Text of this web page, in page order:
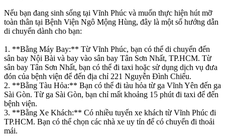
Nếu bạn đang sinh sống tại Vĩnh Phúc và muốn thực hiện hút mỡ
toàn thân tại Bệnh Viện Ngô Mộng Hùng, đây là một số hướng dẫn
di chuyển dành cho bạn:
1. **Bằng Máy Bay:** Từ Vĩnh Phúc, bạn có thể di chuyển đến
sân bay Nội Bài và bay vào sân bay Tân Sơn Nhất, TP.HCM. Từ
sân bay Tân Sơn Nhất, bạn có thể đi taxi hoặc sử dụng dịch vụ đưa
đón của bệnh viện để đến địa chỉ 221 Nguyễn Đình Chiểu.
2. **Bằng Tàu Hỏa:** Bạn có thể đi tàu hỏa từ ga Vĩnh Yên đến ga
Sài Gòn. Từ ga Sài Gòn, bạn chỉ mất khoảng 15 phút đi taxi để đến
bệnh viện.
3. **Bằng Xe Khách:** Có nhiều tuyến xe khách từ Vĩnh Phúc đi
TP.HCM. Bạn có thể chọn các nhà xe uy tín để có chuyến đi thoải
mái.